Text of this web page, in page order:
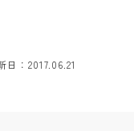
：2017.06.21